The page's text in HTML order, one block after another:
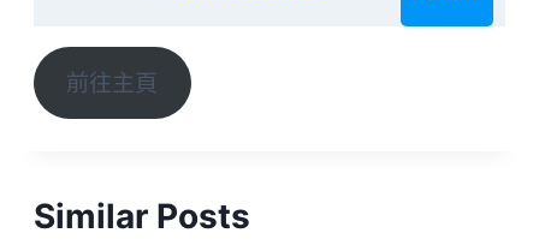
前往主頁
Similar Posts